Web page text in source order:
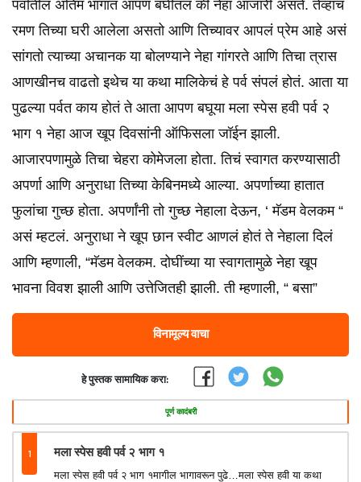
पर्वातील अंतिम भागात आपण बघीतलं की नेहा आजारी असते. तेव्हाच
रमण तिच्या घरी आलेला असतो आणि तिच्यावर आपलं प्रेम आहे असं
सांगतो त्याच्या अचानक या बोलण्याने नेहा गांगरते आणि तिचा त्रास
आणखीनच वाढतो इथेच या कथा मालिकेचं हे पर्व संपलं होतं. आता या
पुढल्या पर्वत काय होतं ते आता आपण बघूया मला स्पेस हवी पर्व २
भाग १ नेहा आज खूप दिवसांनी ऑफिसला जॉईन झाली.
आजारपणामुळे तिचा चेहरा कोमेजला होता. तिचं स्वागत करण्यासाठी
अपर्णा आणि अनुराधा तिच्या केबिनमध्ये आल्या. अपर्णाच्या हातात
फुलांचा गुच्छ होता. अपर्णांनी तो गुच्छ नेहाला देऊन, ‘ मॅडम वेलकम “
असं म्हटलं. अनुराधा ने खूप छान स्वीट आणलं होतं ते नेहाला दिलं
आणि म्हणाली, “मॅडम वेलकम. दोघींच्या या स्वागतामुळे नेहा खूप
भावना विवश झाली आणि उत्तेजितही झाली. ती म्हणाली, “ बसा”
विनामूल्य वाचा
हे पुस्तक सामायिक करा:
पूर्ण कादंबरी
1 मला स्पेस हवी पर्व २ भाग १
मला स्पेस हवी पर्व २ भाग १मागील भागावरून पुढे…मला स्पेस हवी या कथा